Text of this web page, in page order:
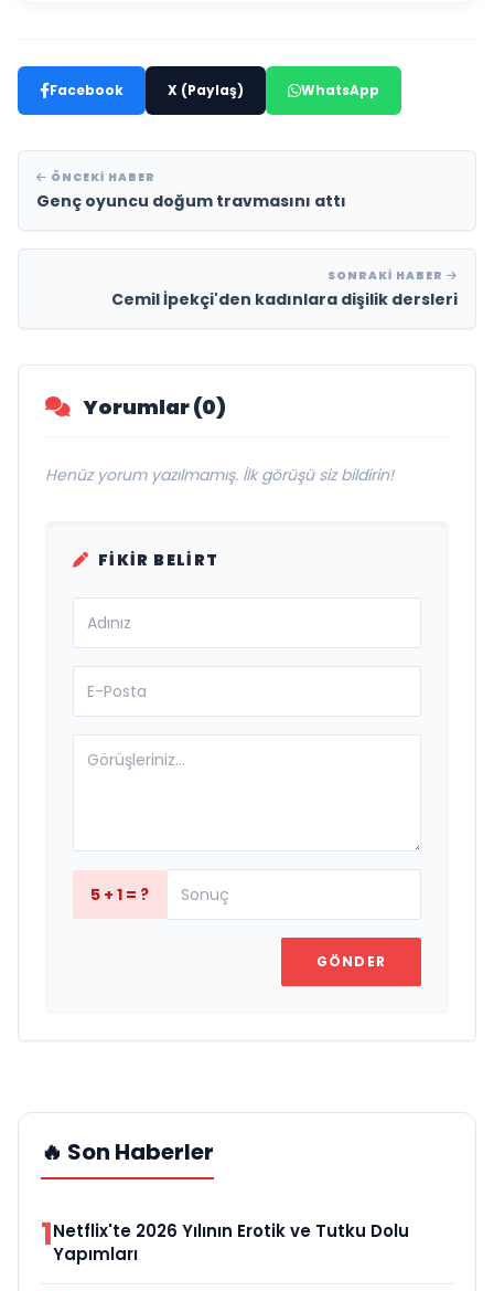
Facebook X (Paylaş) WhatsApp
ÖNCEKI HABER
Genç oyuncu doğum travmasını attı
SONRAKI HABER
Cemil İpekçi'den kadınlara dişilik dersleri
Yorumlar (0)
Henüz yorum yazılmamış. İlk görüşü siz bildirin!
FIKIR BELIRT
5 + 1 = ?
GÖNDER
🔥 Son Haberler
1Netflix'te 2026 Yılının Erotik ve Tutku Dolu
Yapımları